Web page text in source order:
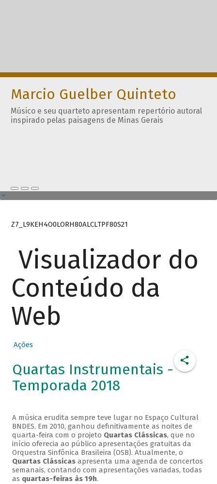
Marcio Guelber Quinteto
Músico e seu quarteto apresentam repertório autoral
inspirado pelas paisagens de Minas Gerais
Z7_L9KEH4O0LORH80ALCLTPF80S21
Visualizador do
Conteúdo da
Web
Ações
Quartas Instrumentais -
Temporada 2018
A música erudita sempre teve lugar no Espaço Cultural
BNDES. Em 2010, ganhou definitivamente as noites de
quarta-feira com o projeto Quartas Clássicas, que no
início oferecia ao público apresentações gratuitas da
Orquestra Sinfônica Brasileira (OSB). Atualmente, o
Quartas Clássicasapresenta uma agenda de concertos
semanais, contando com apresentações variadas, todas
as quartas-feiras às 19h.